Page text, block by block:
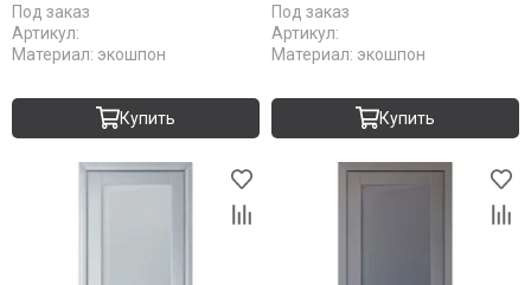
Под заказ
Артикул:
Материал: экошпон
Купить
Под заказ
Артикул:
Материал: экошпон
Купить